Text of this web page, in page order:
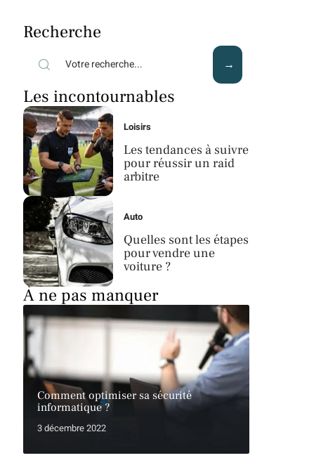
Recherche
Les incontournables
Loisirs
Les tendances à suivre
pour réussir un raid
arbitre
Auto
Quelles sont les étapes
pour vendre une
voiture ?
À ne pas manquer
Comment optimiser sa sécurité
informatique ?
3 décembre 2022